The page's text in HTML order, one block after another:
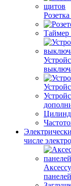
Таймер
числе
панелей